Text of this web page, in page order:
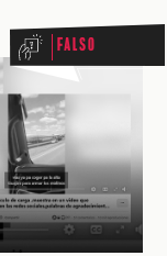
Falso